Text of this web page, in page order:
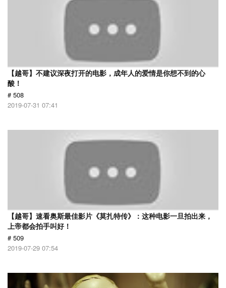
【越哥】不建议深夜打开的电影，成年人的爱情是你想不到的心
酸！
# 508
2019-07-31 07:41
【越哥】速看奥斯最佳影片《莫扎特传》：这种电影一旦拍出来，
上帝都会拍手叫好！
# 509
2019-07-29 07:54